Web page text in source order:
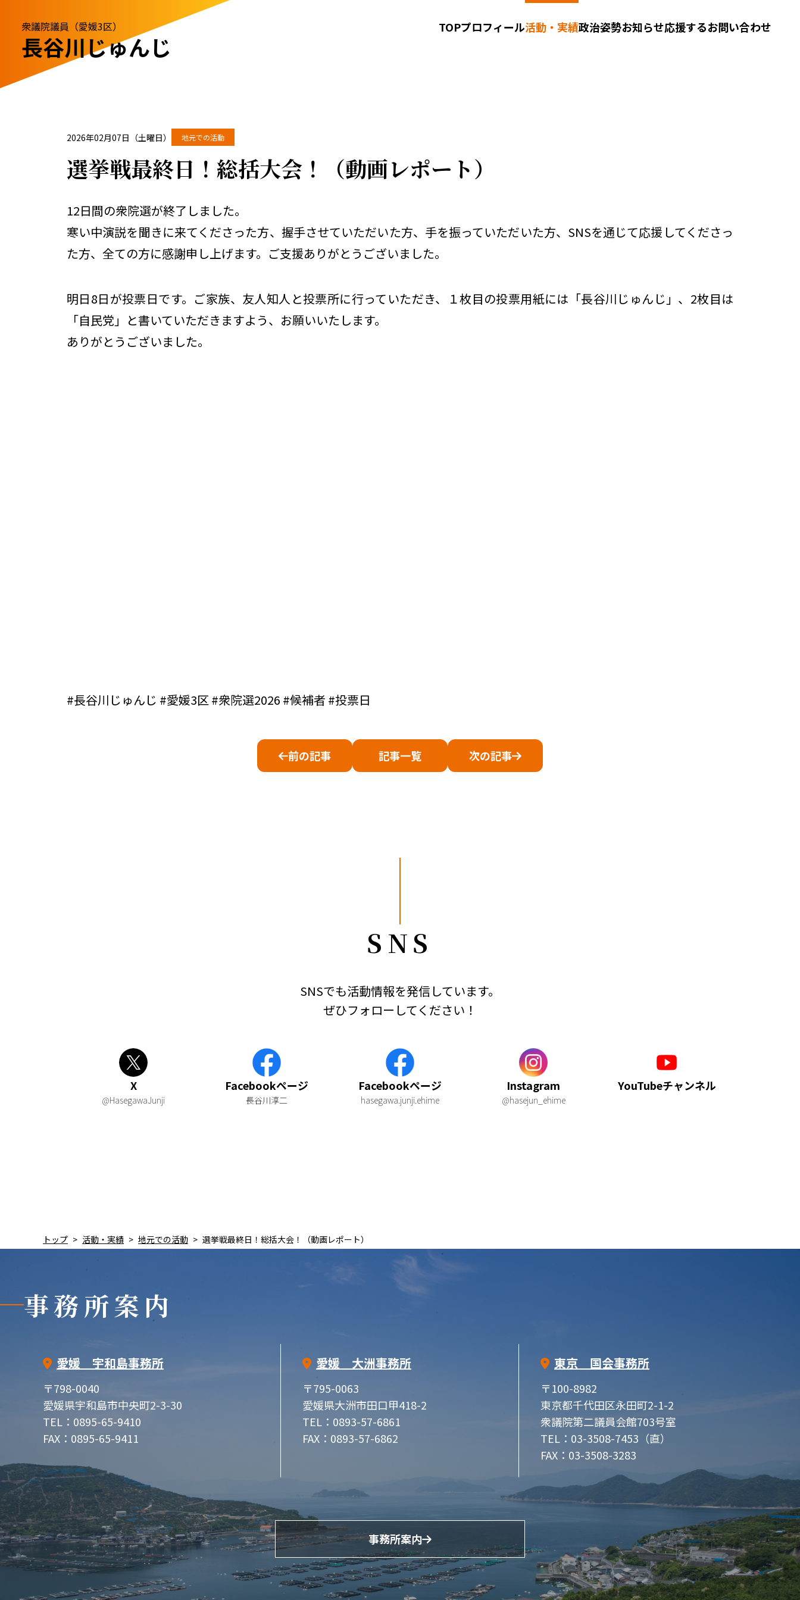
衆議院議員（愛媛3区）
長谷川じゅんじ
TOPプロフィール活動・実績政治姿勢お知らせ応援するお問い合わせ
2026年02月07日（土曜日） 地元での活動
選挙戦最終日！総括大会！（動画レポート）
12日間の衆院選が終了しました。
寒い中演説を聞きに来てくださった方、握手させていただいた方、手を振っていただいた方、SNSを通じて応援してくださっ
た方、全ての方に感謝申し上げます。ご支援ありがとうございました。
明日8日が投票日です。ご家族、友人知人と投票所に行っていただき、１枚目の投票用紙には「長谷川じゅんじ」、2枚目は
「自民党」と書いていただきますよう、お願いいたします。
ありがとうございました。
#長谷川じゅんじ #愛媛3区 #衆院選2026 #候補者 #投票日
前の記事 記事一覧 次の記事
SNS
SNSでも活動情報を発信しています。
ぜひフォローしてください！
X
@HasegawaJunji
Facebookページ
長谷川淳二
Facebookページ
hasegawa.junji.ehime
Instagram
@hasejun_ehime
YouTubeチャンネル
トップ 活動・実績 地元での活動 選挙戦最終日！総括大会！（動画レポート）
事務所案内
愛媛 宇和島事務所
〒798-0040
愛媛県宇和島市中央町2-3-30
TEL：0895-65-9410
FAX：0895-65-9411
愛媛 大洲事務所
〒795-0063
愛媛県大洲市田口甲418-2
TEL：0893-57-6861
FAX：0893-57-6862
東京 国会事務所
〒100-8982
東京都千代田区永田町2-1-2
衆議院第二議員会館703号室
TEL：03-3508-7453（直）
FAX：03-3508-3283
事務所案内